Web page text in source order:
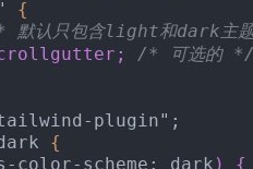
{
默认只包含light和dark主
/* 可选的 */
plugin";
{
color-scheme: dark )
{